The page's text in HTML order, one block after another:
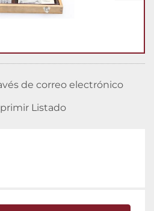
de correo electrónico
Listado